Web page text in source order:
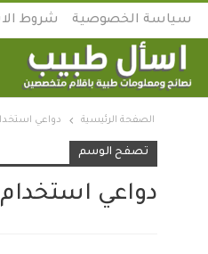
سياسة الخصوصية شروط
الصفحة الرئيسية دواعي
تصفح الوسم
دواعي